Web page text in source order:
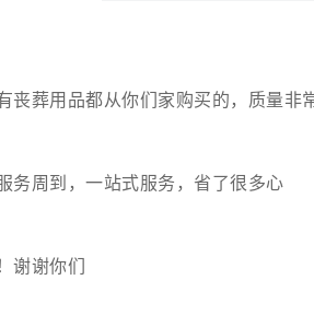
葬用品都从你们家购买的，质量非
务周到，一站式服务，省了很多心
谢谢你们